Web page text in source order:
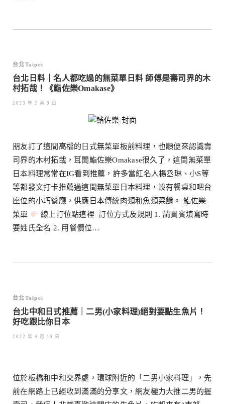
台北Taipei
台北日料｜名人都吃過的無菜單日料 師傅是壽司界的木
村拓哉！《鮨佐樂Omakase》
2023 年 2 月 9 日
朋友訂了這間高檔的日式無菜單板前料理，也順便來認識壽
司界的木村拓哉，耳聞鮨佐樂Omakase很久了，這間無菜單
日本料理常常在IG看到推薦，許多當紅名人楊丞琳、小S等
等都發文打卡推薦過這間無菜單日本料理，設有餐桌和吧台
座位的小巧餐廳，供應日本傳統肉類和魚類菜餚。 鮨佐樂
菜單
線上訂位點這裡 訂位方式及規則 1. 請貴賓填寫時
要姓氏全名 2. 用餐價位…
台北Taipei
台北中和日式推薦｜二男(小家料理)絕對要點生魚片！
好吃跟比你日本
2022 年 4 月 19 日
位於板橋和中和交界處，環球附近的「二男小家料理」，先
前在網路上已經收到滿滿的分享文，網友極力大推二男的握